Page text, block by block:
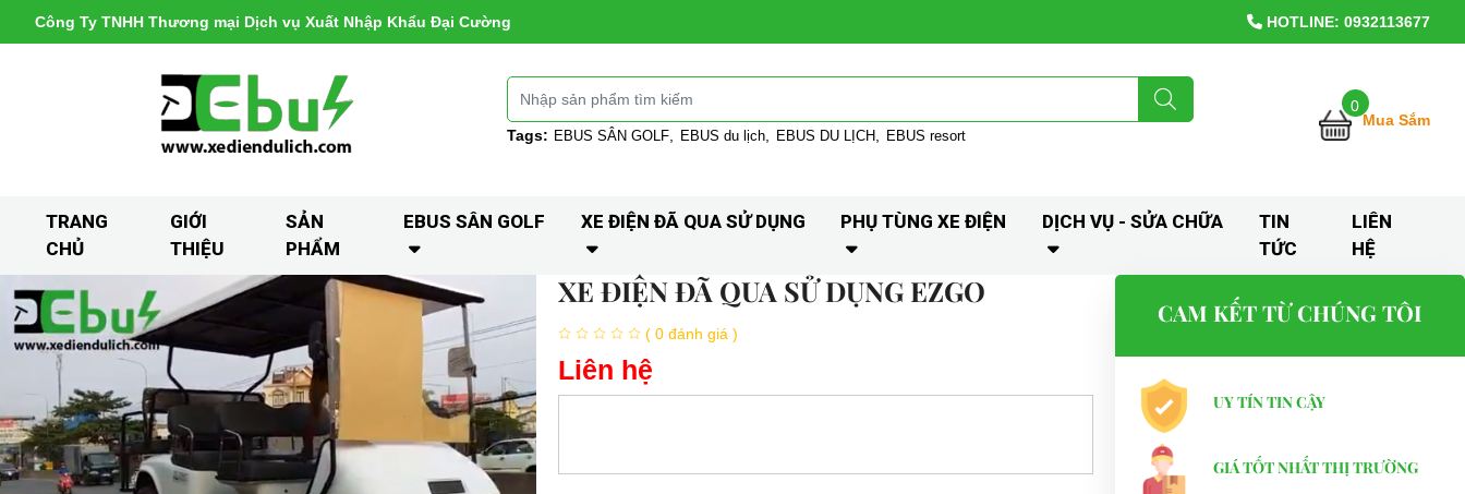
Công Ty TNHH Thương mại Dịch vụ Xuất Nhập Khẩu Đại Cường HOTLINE: 0932113677
Tags: EBUS SÂN GOLF EBUS du lịch EBUS DU LỊCH EBUS resort
0
Mua Sắm
TRANG
CHỦ
GIỚI
THIỆU
SẢN
PHẨM
EBUS SÂN GOLF XE ĐIỆN ĐÃ QUA SỬ DỤNG PHỤ TÙNG XE ĐIỆN DỊCH VỤ - SỬA CHỮA
TIN
TỨC
LIÊN
HỆ
XE ĐIỆN ĐÃ QUA SỬ DỤNG EZGO
( 0 đánh giá )
Liên hệ
CAM KẾT TỪ CHÚNG TÔI
UY TÍN TIN CẬY
GIÁ TỐT NHẤT THỊ TRƯỜNG